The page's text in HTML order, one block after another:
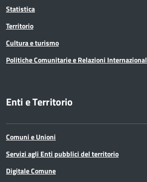
Statistica
Territorio
Cultura e turismo
Politiche Comunitarie e Relazioni
Enti e Territorio
Comuni e Unioni
Servizi agli Enti pubblici del territorio
Digitale Comune